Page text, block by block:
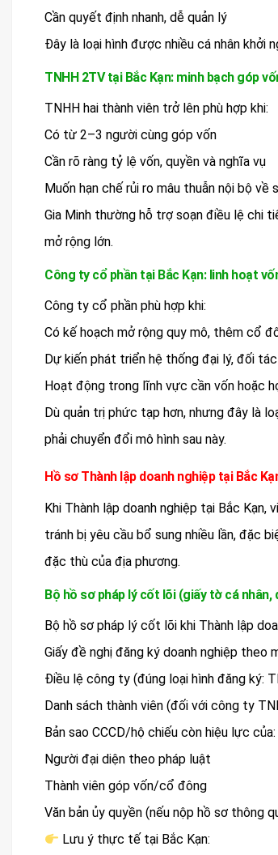
Cần quyết định nhanh, dễ quản lý
Đây là loại hình được nhiều cá nhân khởi
TNHH 2TV tại Bắc Kạn: minh bạch góp
TNHH hai thành viên trở lên phù hợp khi:
Có từ 2–3 người cùng góp vốn
Cần rõ ràng tỷ lệ vốn, quyền và nghĩa vụ
Muốn hạn chế rủi ro mâu thuẫn nội bộ về
Gia Minh thường hỗ trợ soạn điều lệ chi
mở rộng lớn.
Công ty cổ phần tại Bắc Kạn: linh hoạt
Công ty cổ phần phù hợp khi:
Có kế hoạch mở rộng quy mô, thêm cổ
Dự kiến phát triển hệ thống đại lý, đối tác
Hoạt động trong lĩnh vực cần vốn hoặc
Dù quản trị phức tạp hơn, nhưng đây là
phải chuyển đổi mô hình sau này.
Hồ sơ Thành lập doanh nghiệp tại Bắc
Khi Thành lập doanh nghiệp tại Bắc
tránh bị yêu cầu bổ sung nhiều lần, đặc
đặc thù của địa phương.
Bộ hồ sơ pháp lý cốt lõi (giấy tờ cá
Bộ hồ sơ pháp lý cốt lõi khi Thành lập
Giấy đề nghị đăng ký doanh nghiệp theo
Điều lệ công ty (đúng loại hình đăng ký:
Danh sách thành viên (đối với công ty
Bản sao CCCD/hộ chiếu còn hiệu lực của:
Người đại diện theo pháp luật
Thành viên góp vốn/cổ đông
Văn bản ủy quyền (nếu nộp hồ sơ thông
Lưu ý thực tế tại Bắc Kạn: